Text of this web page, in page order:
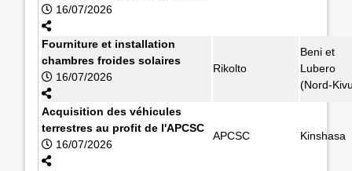
16/07/2026
Fourniture et installation
chambres froides solaires
16/07/2026
Rikolto
Beni et
Lubero
(Nord-
Acquisition des véhicules
terrestres au profit de l'APCSC
16/07/2026
APCSC Kinshasa